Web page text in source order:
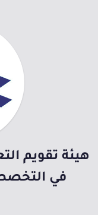
هيئة تقويم
في